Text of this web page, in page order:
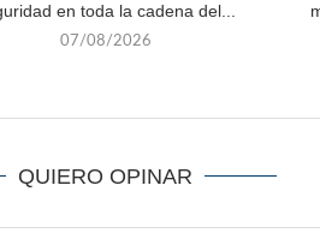
en toda la cadena del...
07/08/2026
QUIERO OPINAR